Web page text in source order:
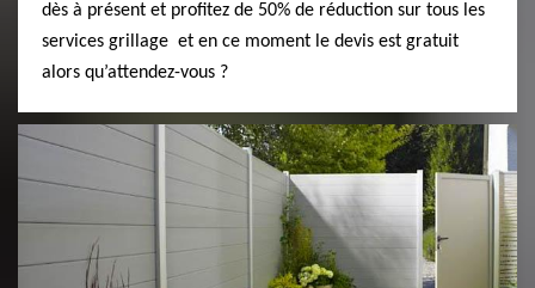
dès à présent et profitez de 50% de réduction sur tous les
services grillage et en ce moment le devis est gratuit
alors qu’attendez-vous ?